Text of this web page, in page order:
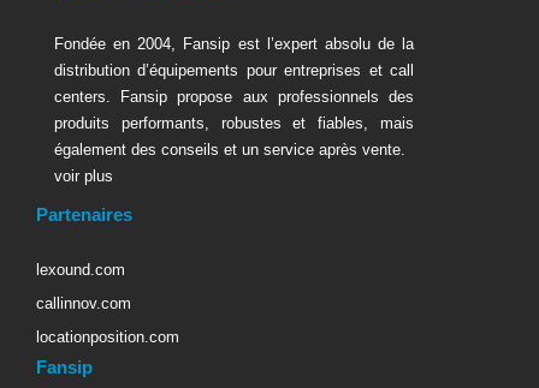
Fondée en 2004, Fansip est l’expert absolu de la
distribution d’équipements pour entreprises et call
centers. Fansip propose aux professionnels des
produits performants, robustes et fiables, mais
également des conseils et un service après vente.
voir plus
Partenaires
lexound.com
callinnov.com
locationposition.com
Fansip